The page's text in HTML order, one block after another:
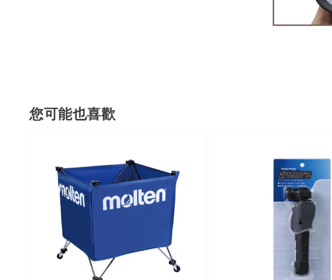
您可能也喜歡